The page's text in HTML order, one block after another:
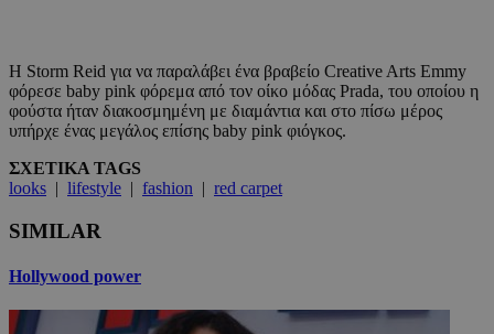
Η Storm Reid για να παραλάβει ένα βραβείο Creative Arts Emmy
φόρεσε baby pink φόρεμα από τον οίκο μόδας Prada, του οποίου η
φούστα ήταν διακοσμημένη με διαμάντια και στο πίσω μέρος
υπήρχε ένας μεγάλος επίσης baby pink φιόγκος.
ΣΧΕΤΙΚΑ TAGS
looks | lifestyle | fashion | red carpet
SIMILAR
Hollywood power